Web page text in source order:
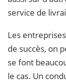
service de
Les
de succès, on
se font
le cas. Un